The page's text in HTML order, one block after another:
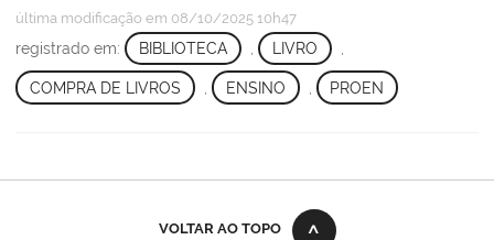
última modificação em 08/10/2025 10h47
registrado em: BIBLIOTECA LIVRO
COMPRA DE LIVROS ENSINO PROEN
VOLTAR AO TOPO